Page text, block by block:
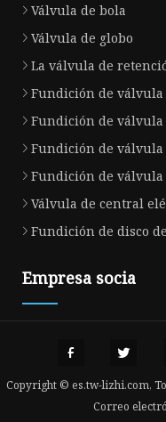
Válvula de bola
Válvula de globo
La válvula de
Fundición de válvula
Fundición de válvula
Fundición de
Fundición de válvula
Válvula de central
Fundición de disco
Empresa socia
Copyright © es.tw-lizhi.com,
Correo